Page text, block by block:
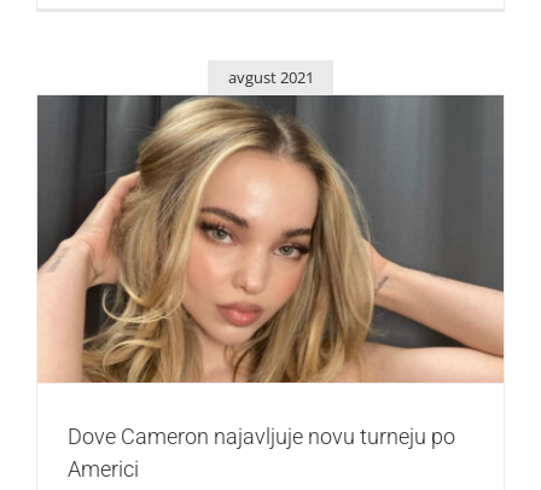
avgust 2021
Dove Cameron najavljuje novu turneju po Americi
Zvezde
Dove Cameron najavljuje novu turneju po
Americi